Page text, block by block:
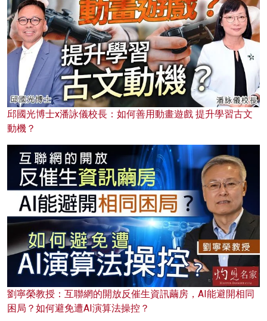
邱國光博士x潘詠儀校長：如何善用動畫遊戲 提升學習古文
動機？
劉寧榮教授：互聯網的開放反催生資訊繭房，AI能避開相同
困局？如何避免遭AI演算法操控？